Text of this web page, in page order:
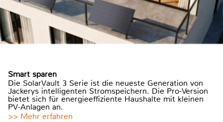
Smart sparen
Die SolarVault 3 Serie ist die neueste Generation von
Jackerys intelligenten Stromspeichern. Die Pro-Version
bietet sich für energieeffiziente Haushalte mit kleinen
PV-Anlagen an.
>> Mehr erfahren